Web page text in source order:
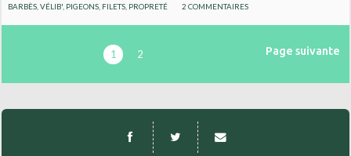
BARBÈS ,VÉLIB' PIGEONS FILETS PROPRETÉ 2 COMMENTAIRES
1 2 Page suivante